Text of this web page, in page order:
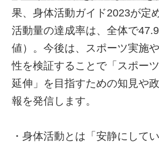
果、身体活動ガイド2023が定
活動量の達成率は、全体で
値）。今後は、スポーツ実施
性を検証することで「スポー
延伸」を目指すための知見や
報を発信します。
・身体活動とは「安静にして